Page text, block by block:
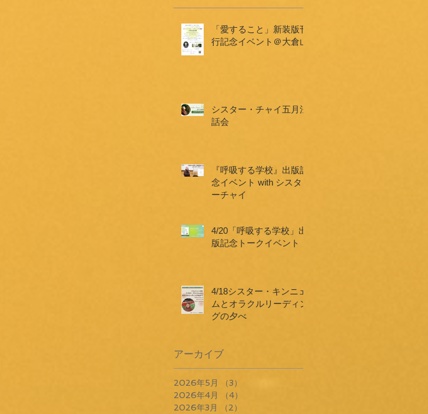
「愛すること」新装版刊
行記念イベント＠大倉山
シスター・チャイ五月法
話会
『呼吸する学校』出版記
念イベント with シスタ
ーチャイ
4/20「呼吸する学校」出
版記念トークイベント
4/18シスター・キンニェ
ムとオラクルリーディン
グの夕べ
アーカイブ
2026年5月 （3）
2026年4月
（4）
2026年3月
（2）